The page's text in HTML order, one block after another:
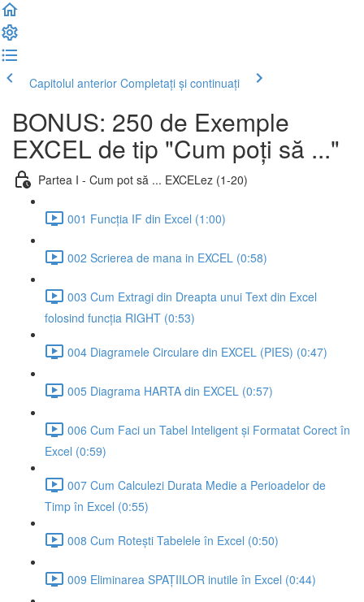
Capitolul anterior Completați și continuați
BONUS: 250 de Exemple
EXCEL de tip "Cum poți să ..."
Partea I - Cum pot să ... EXCELez (1-20)
001 Funcția IF din Excel (1:00)
002 Scrierea de mana in EXCEL (0:58)
003 Cum Extragi din Dreapta unui Text din Excel
folosind funcția RIGHT (0:53)
004 Diagramele Circulare din EXCEL (PIES) (0:47)
005 Diagrama HARTA din EXCEL (0:57)
006 Cum Faci un Tabel Inteligent și Formatat Corect în
Excel (0:59)
007 Cum Calculezi Durata Medie a Perioadelor de
Timp în Excel (0:55)
008 Cum Rotești Tabelele în Excel (0:50)
009 Eliminarea SPAȚIILOR inutile în Excel (0:44)